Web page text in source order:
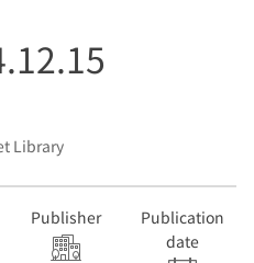
Library
Publisher
Publication
date